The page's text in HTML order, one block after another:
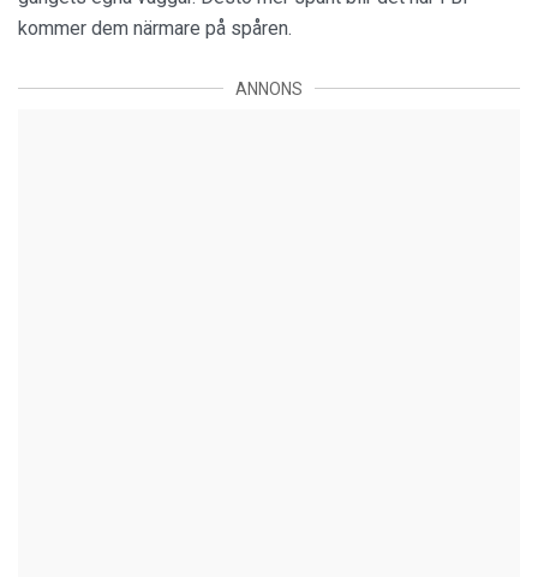
kommer dem närmare på spåren.
ANNONS